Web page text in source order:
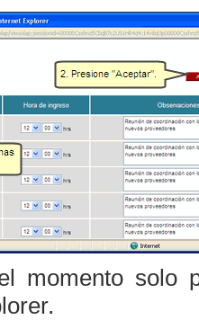
momento solo